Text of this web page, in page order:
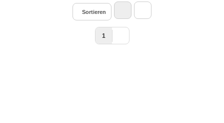
Sortieren
1